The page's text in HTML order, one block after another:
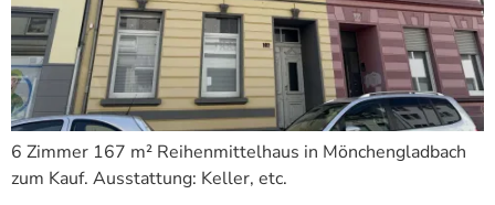
6 Zimmer 167 m² Reihenmittelhaus in Mönchengladbach
zum Kauf. Ausstattung: Keller, etc.